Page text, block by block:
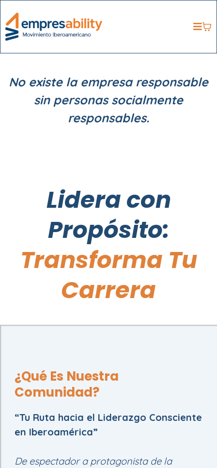
No existe la empresa responsable
sin personas socialmente
responsables.
Lidera con
Propósito:
Transforma Tu
Carrera
¿Qué Es Nuestra
Comunidad?
“Tu Ruta hacia el Liderazgo Consciente
en Iberoamérica”
De espectador a protagonista de la